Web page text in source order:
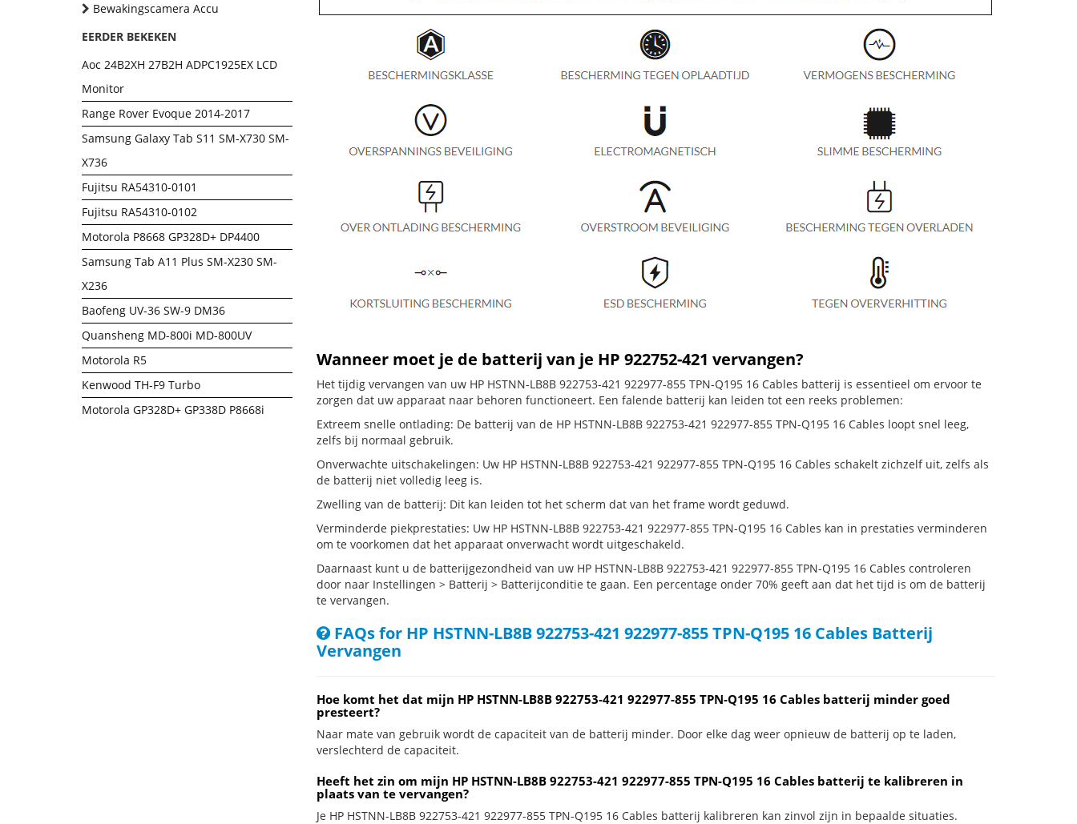
Bewakingscamera Accu
EERDER BEKEKEN
Aoc 24B2XH 27B2H ADPC1925EX LCD
Monitor
Range Rover Evoque 2014-2017
Samsung Galaxy Tab S11 SM-X730 SM-
X736
Fujitsu RA54310-0101
Fujitsu RA54310-0102
Motorola P8668 GP328D+ DP4400
Samsung Tab A11 Plus SM-X230 SM-
X236
Baofeng UV-36 SW-9 DM36
Quansheng MD-800i MD-800UV
Motorola R5
Kenwood TH-F9 Turbo
Motorola GP328D+ GP338D P8668i
Wanneer moet je de batterij van je HP 922752-421 vervangen?
Het tijdig vervangen van uw HP HSTNN-LB8B 922753-421 922977-855 TPN-Q195 16 Cables batterij is essentieel om ervoor te
zorgen dat uw apparaat naar behoren functioneert. Een falende batterij kan leiden tot een reeks problemen:
Extreem snelle ontlading: De batterij van de HP HSTNN-LB8B 922753-421 922977-855 TPN-Q195 16 Cables loopt snel leeg,
zelfs bij normaal gebruik.
Onverwachte uitschakelingen: Uw HP HSTNN-LB8B 922753-421 922977-855 TPN-Q195 16 Cables schakelt zichzelf uit, zelfs als
de batterij niet volledig leeg is.
Zwelling van de batterij: Dit kan leiden tot het scherm dat van het frame wordt geduwd.
Verminderde piekprestaties: Uw HP HSTNN-LB8B 922753-421 922977-855 TPN-Q195 16 Cables kan in prestaties verminderen
om te voorkomen dat het apparaat onverwacht wordt uitgeschakeld.
Daarnaast kunt u de batterijgezondheid van uw HP HSTNN-LB8B 922753-421 922977-855 TPN-Q195 16 Cables controleren
door naar Instellingen > Batterij > Batterijconditie te gaan. Een percentage onder 70% geeft aan dat het tijd is om de batterij
te vervangen.
FAQs for HP HSTNN-LB8B 922753-421 922977-855 TPN-Q195 16 Cables Batterij
Vervangen
Hoe komt het dat mijn HP HSTNN-LB8B 922753-421 922977-855 TPN-Q195 16 Cables batterij minder goed
presteert?
Naar mate van gebruik wordt de capaciteit van de batterij minder. Door elke dag weer opnieuw de batterij op te laden,
verslechterd de capaciteit.
Heeft het zin om mijn HP HSTNN-LB8B 922753-421 922977-855 TPN-Q195 16 Cables batterij te kalibreren in
plaats van te vervangen?
Je HP HSTNN-LB8B 922753-421 922977-855 TPN-Q195 16 Cables batterij kalibreren kan zinvol zijn in bepaalde situaties.